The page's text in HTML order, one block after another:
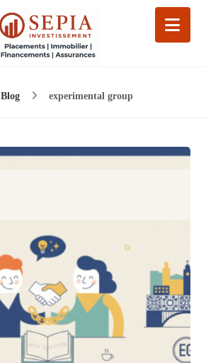
Blog experimental group